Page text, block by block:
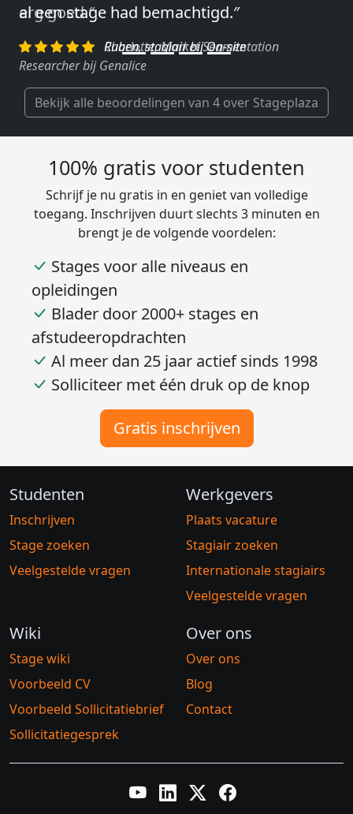
erg goed.″
Charlotte, Market Segmentation
Researcher bij Genalice
Bekijk alle beoordelingen van 4 over Stageplaza
100% gratis voor studenten
Schrijf je nu gratis in en geniet van volledige
toegang. Inschrijven duurt slechts 3 minuten en
brengt je de volgende voordelen:
Stages voor alle niveaus en
opleidingen
Blader door 2000+ stages en
afstudeeropdrachten
Al meer dan 25 jaar actief sinds 1998
Solliciteer met één druk op de knop
Gratis inschrijven
Studenten
Inschrijven
Stage zoeken
Veelgestelde vragen
Werkgevers
Plaats vacature
Stagiair zoeken
Internationale stagiairs
Veelgestelde vragen
Wiki
Stage wiki
Voorbeeld CV
Voorbeeld Sollicitatiebrief
Sollicitatiegesprek
Over ons
Over ons
Blog
Contact
YouTubeLinkedInTwitter XFacebook